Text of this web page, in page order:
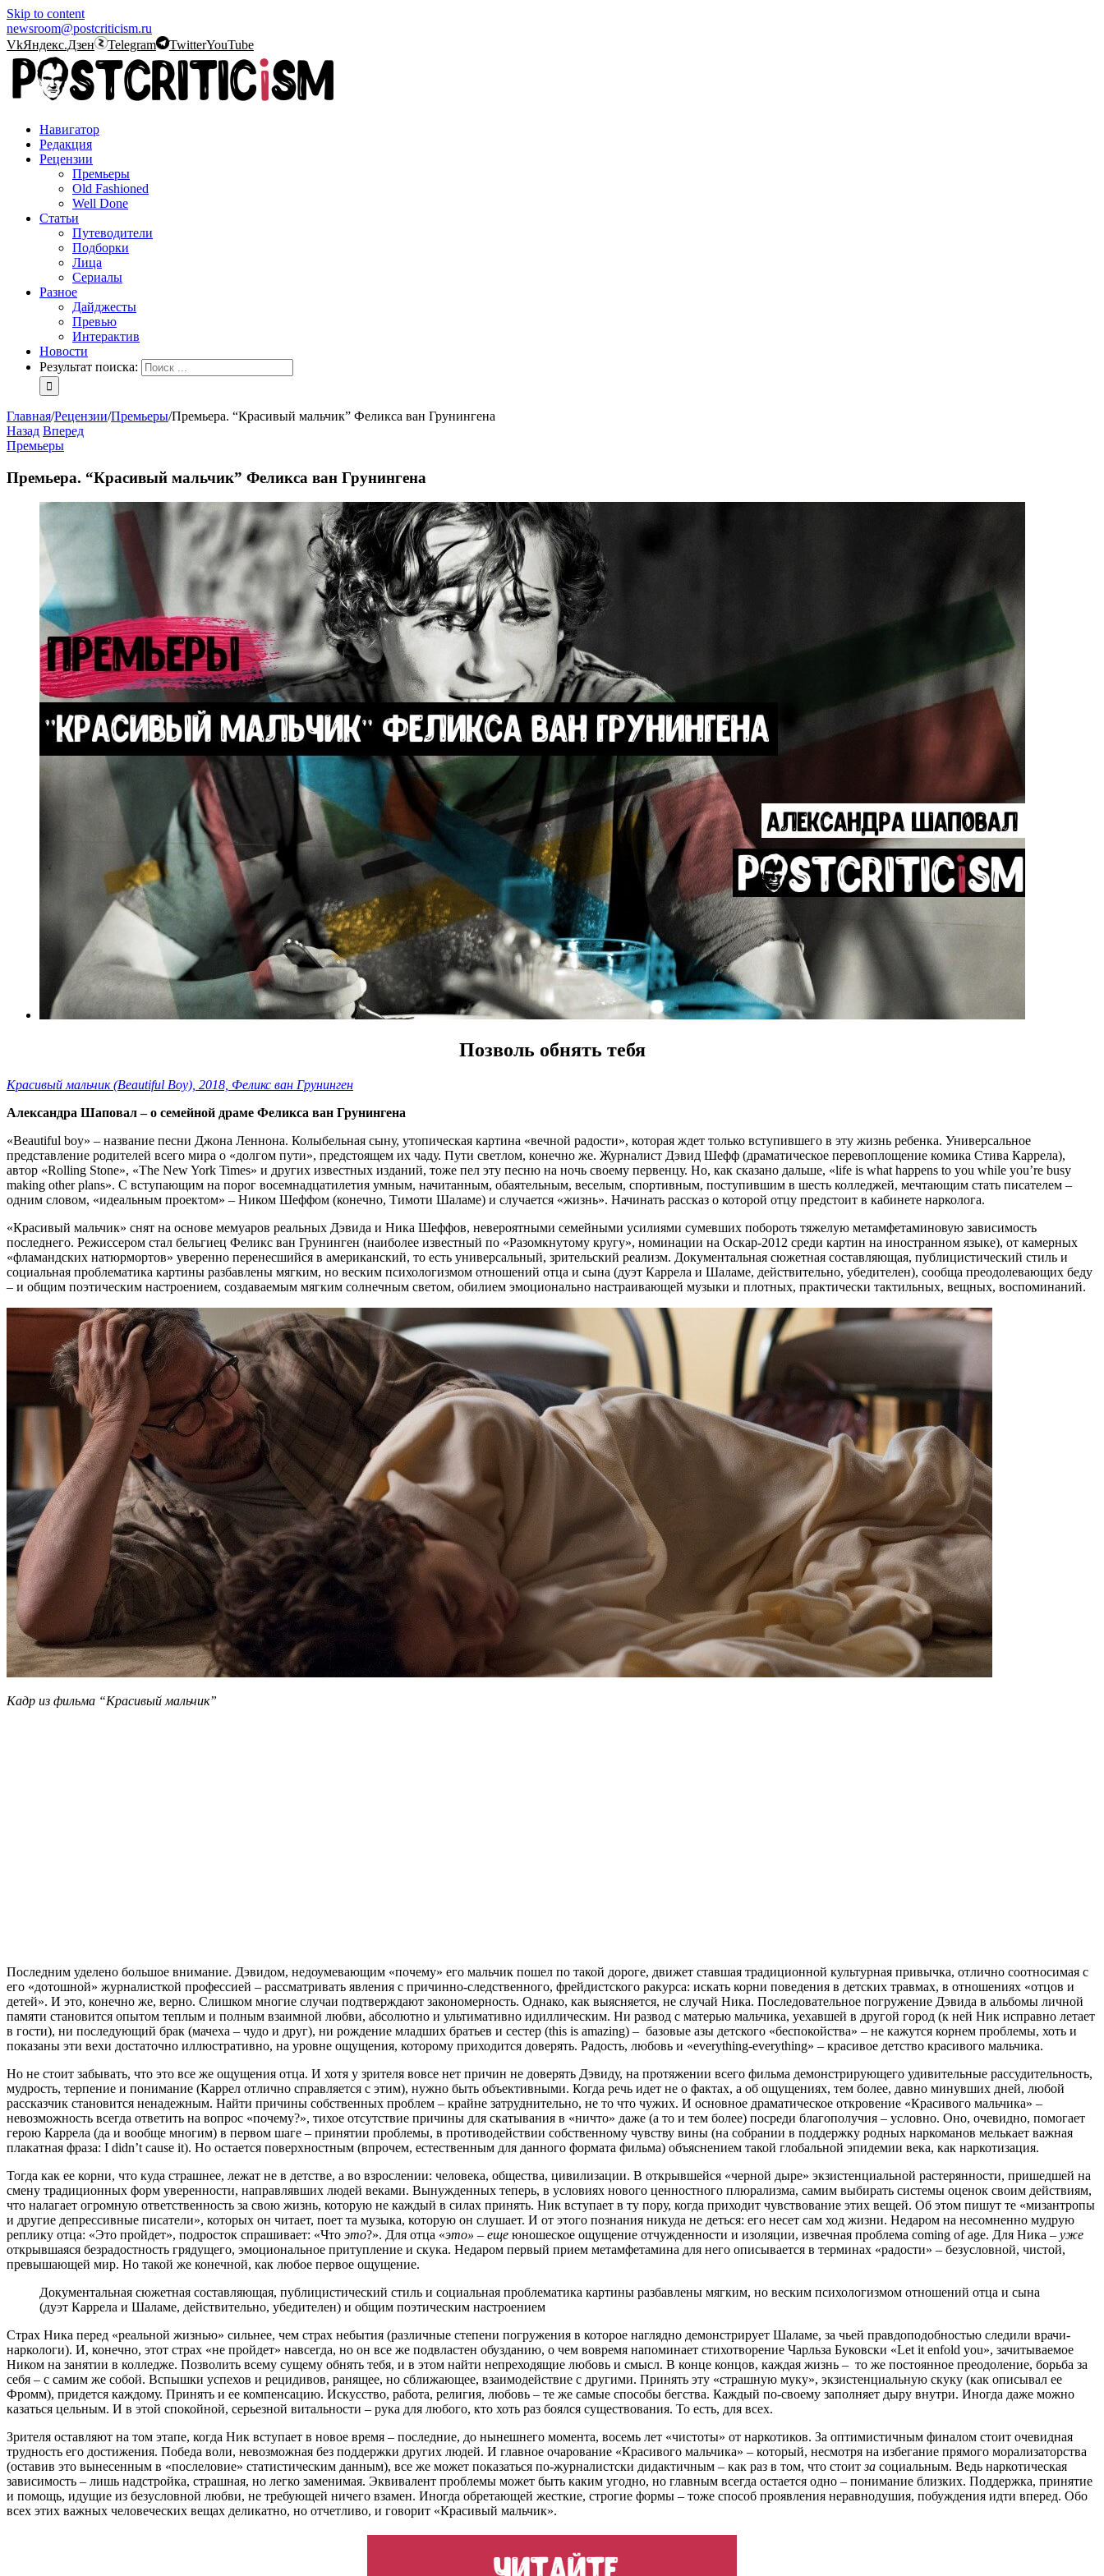
Skip to content
newsroom@postcriticism.ru
VkЯндекс.Дзен Telegram TwitterYouTube
Навигатор
Редакция
Рецензии
Премьеры
Old Fashioned
Well Done
Статьи
Путеводители
Подборки
Лица
Сериалы
Разное
Дайджесты
Превью
Интерактив
Новости
Результат поиска:
Главная/Рецензии/Премьеры/Премьера. “Красивый мальчик” Феликса ван Грунингена
Назад Вперед
Премьеры
Премьера. “Красивый мальчик” Феликса ван Грунингена
Позволь обнять тебя
Красивый мальчик (Beautiful Boy), 2018, Феликс ван Грунинген
Александра Шаповал – о семейной драме Феликса ван Грунингена
«Beautiful boy» – название песни Джона Леннона. Колыбельная сыну, утопическая картина «вечной радости», которая ждет только вступившего в эту жизнь ребенка. Универсальное
представление родителей всего мира о «долгом пути», предстоящем их чаду. Пути светлом, конечно же. Журналист Дэвид Шефф (драматическое перевоплощение комика Стива Каррела),
автор «Rolling Stone», «The New York Times» и других известных изданий, тоже пел эту песню на ночь своему первенцу. Но, как сказано дальше, «life is what happens to you while you’re busy
making other plans». С вступающим на порог восемнадцатилетия умным, начитанным, обаятельным, веселым, спортивным, поступившим в шесть колледжей, мечтающим стать писателем –
одним словом, «идеальным проектом» – Ником Шеффом (конечно, Тимоти Шаламе) и случается «жизнь». Начинать рассказ о которой отцу предстоит в кабинете нарколога.
«Красивый мальчик» снят на основе мемуаров реальных Дэвида и Ника Шеффов, невероятными семейными усилиями сумевших побороть тяжелую метамфетаминовую зависимость
последнего. Режиссером стал бельгиец Феликс ван Грунинген (наиболее известный по «Разомкнутому кругу», номинации на Оскар-2012 среди картин на иностранном языке), от камерных
«фламандских натюрмортов» уверенно перенесшийся в американский, то есть универсальный, зрительский реализм. Документальная сюжетная составляющая, публицистический стиль и
социальная проблематика картины разбавлены мягким, но веским психологизмом отношений отца и сына (дуэт Каррела и Шаламе, действительно, убедителен), сообща преодолевающих беду
– и общим поэтическим настроением, создаваемым мягким солнечным светом, обилием эмоционально настраивающей музыки и плотных, практически тактильных, вещных, воспоминаний.
Кадр из фильма “Красивый мальчик”
Последним уделено большое внимание. Дэвидом, недоумевающим «почему» его мальчик пошел по такой дороге, движет ставшая традиционной культурная привычка, отлично соотносимая с
его «дотошной» журналисткой профессией – рассматривать явления с причинно-следственного, фрейдистского ракурса: искать корни поведения в детских травмах, в отношениях «отцов и
детей». И это, конечно же, верно. Слишком многие случаи подтверждают закономерность. Однако, как выясняется, не случай Ника. Последовательное погружение Дэвида в альбомы личной
памяти становится опытом теплым и полным взаимной любви, абсолютно и ультимативно идиллическим. Ни развод с матерью мальчика, уехавшей в другой город (к ней Ник исправно летает
в гости), ни последующий брак (мачеха – чудо и друг), ни рождение младших братьев и сестер (this is amazing) – базовые азы детского «беспокойства» – не кажутся корнем проблемы, хоть и
показаны эти вехи достаточно иллюстративно, на уровне ощущения, которому приходится доверять. Радость, любовь и «everything-everything» – красивое детство красивого мальчика.
Но не стоит забывать, что это все же ощущения отца. И хотя у зрителя вовсе нет причин не доверять Дэвиду, на протяжении всего фильма демонстрирующего удивительные рассудительность,
мудрость, терпение и понимание (Каррел отлично справляется с этим), нужно быть объективными. Когда речь идет не о фактах, а об ощущениях, тем более, давно минувших дней, любой
рассказчик становится ненадежным. Найти причины собственных проблем – крайне затруднительно, не то что чужих. И основное драматическое откровение «Красивого мальчика» –
невозможность всегда ответить на вопрос «почему?», тихое отсутствие причины для скатывания в «ничто» даже (а то и тем более) посреди благополучия – условно. Оно, очевидно, помогает
герою Каррела (да и вообще многим) в первом шаге – принятии проблемы, в противодействии собственному чувству вины (на собрании в поддержку родных наркоманов мелькает важная
плакатная фраза: I didn’t cause it). Но остается поверхностным (впрочем, естественным для данного формата фильма) объяснением такой глобальной эпидемии века, как наркотизация.
Тогда как ее корни, что куда страшнее, лежат не в детстве, а во взрослении: человека, общества, цивилизации. В открывшейся «черной дыре» экзистенциальной растерянности, пришедшей на
смену традиционных форм уверенности, направлявших людей веками. Вынужденных теперь, в условиях нового ценностного плюрализма, самим выбирать системы оценок своим действиям,
что налагает огромную ответственность за свою жизнь, которую не каждый в силах принять. Ник вступает в ту пору, когда приходит чувствование этих вещей. Об этом пишут те «мизантропы
и другие депрессивные писатели», которых он читает, поет та музыка, которую он слушает. И от этого познания никуда не деться: его несет сам ход жизни. Недаром на несомненно мудрую
реплику отца: «Это пройдет», подросток спрашивает: «Что это?». Для отца «это» – еще юношеское ощущение отчужденности и изоляции, извечная проблема coming of age. Для Ника – уже
открывшаяся безрадостность грядущего, эмоциональное притупление и скука. Недаром первый прием метамфетамина для него описывается в терминах «радости» – безусловной, чистой,
превышающей мир. Но такой же конечной, как любое первое ощущение.
Документальная сюжетная составляющая, публицистический стиль и социальная проблематика картины разбавлены мягким, но веским психологизмом отношений отца и сына
(дуэт Каррела и Шаламе, действительно, убедителен) и общим поэтическим настроением
Страх Ника перед «реальной жизнью» сильнее, чем страх небытия (различные степени погружения в которое наглядно демонстрирует Шаламе, за чьей правдоподобностью следили врачи-
наркологи). И, конечно, этот страх «не пройдет» навсегда, но он все же подвластен обузданию, о чем вовремя напоминает стихотворение Чарльза Буковски «Let it enfold you», зачитываемое
Ником на занятии в колледже. Позволить всему сущему обнять тебя, и в этом найти непреходящие любовь и смысл. В конце концов, каждая жизнь – то же постоянное преодоление, борьба за
себя – с самим же собой. Вспышки успехов и рецидивов, ранящее, но сближающее, взаимодействие с другими. Принять эту «страшную муку», экзистенциальную скуку (как описывал ее
Фромм), придется каждому. Принять и ее компенсацию. Искусство, работа, религия, любовь – те же самые способы бегства. Каждый по-своему заполняет дыру внутри. Иногда даже можно
казаться цельным. И в этой спокойной, серьезной витальности – рука для любого, кто хоть раз боялся существования. То есть, для всех.
Зрителя оставляют на том этапе, когда Ник вступает в новое время – последние, до нынешнего момента, восемь лет «чистоты» от наркотиков. За оптимистичным финалом стоит очевидная
трудность его достижения. Победа воли, невозможная без поддержки других людей. И главное очарование «Красивого мальчика» – который, несмотря на избегание прямого морализаторства
(оставив это вынесенным в «послеловие» статистическим данным), все же может показаться по-журналистски дидактичным – как раз в том, что стоитза социальным. Ведь наркотическая
зависимость – лишь надстройка, страшная, но легко заменимая. Эквивалент проблемы может быть каким угодно, но главным всегда остается одно – понимание близких. Поддержка, принятие
и помощь, идущие из безусловной любви, не требующей ничего взамен. Иногда обретающей жесткие, строгие формы – тоже способ проявления неравнодушия, побуждения идти вперед. Обо
всех этих важных человеческих вещах деликатно, но отчетливо, и говорит «Красивый мальчик».